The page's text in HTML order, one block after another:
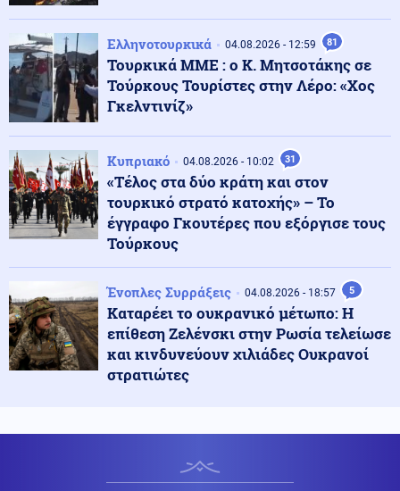
Κόσμος
δολάρια μετά τη συμφωνία Ιράν – Ομάν
Κόσμος 06.08.2026 - 08:17
Πετρελαιοφόρο δεξαμενόπλοιο ανέφερε εκρήξεις στο
στενό του Ορμούζ
Κοινωνία 06.08.2026 - 08:10
Χάρτης πρόβλεψης κινδύνου: Σε πορτοκαλί συναγερμό
σήμερα Αττική, Βοιωτία, Εύβοια
Πολιτική 06.08.2026 - 07:56
Το στοίχημα της επόμενης ημέρας στα καμένα και η
μετωπική σύγκρουση κυβέρνησης με αντιπολίτευση
Κοινωνία 06.08.2026 - 07:55
Ελληνοτουρκικά 04.08.2026 - 12:59 81
Τουρκικά ΜΜΕ : ο Κ. Μητσοτάκης σε
Τούρκους Τουρίστες στην Λέρο: «Χος
Γκελντινίζ»
Κυπριακό 04.08.2026 - 10:02 31
«Τέλος στα δύο κράτη και στον
τουρκικό στρατό κατοχής» – Το
έγγραφο Γκουτέρες που εξόργισε τους
Τούρκους
Ένοπλες Συρράξεις 04.08.2026 - 18:57 5
Καταρέει το ουκρανικό μέτωπο: Η
επίθεση Ζελένσκι στην Ρωσία τελείωσε
και κινδυνεύουν χιλιάδες Ουκρανοί
στρατιώτες